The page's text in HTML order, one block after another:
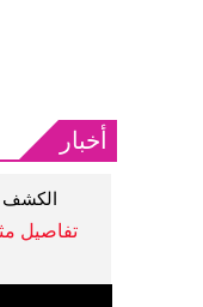
أخبار
الكشف
تفاصيل